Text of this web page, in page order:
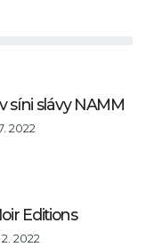
síni slávy NAMM
2022
Editions
2. 2022